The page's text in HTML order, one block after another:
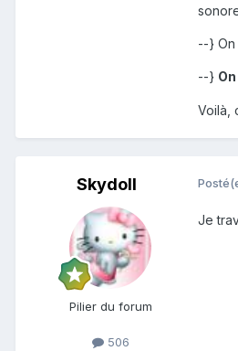
--}
--}
Voilà,
Skydoll
Pilier du forum
506
Je